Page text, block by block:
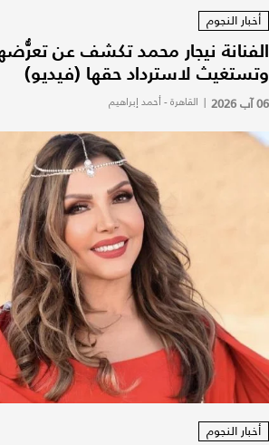
أخبار النجوم
الفنانة نيجار محمد تكشف عن
وتستغيث لاسترداد حقها (فيديو)
06 آب 2026 | القاهرة - أحمد إبراهيم
أخبار النجوم